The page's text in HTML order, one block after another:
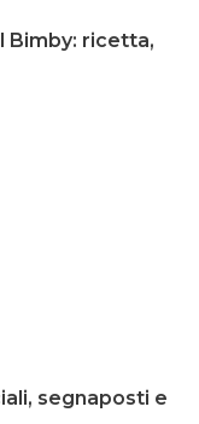
Bimby: ricetta,
segnaposti e